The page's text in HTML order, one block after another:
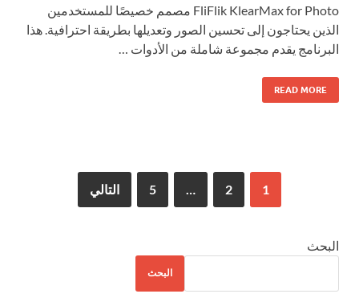
FliFlik KlearMax for Photo مصمم خصيصًا للمستخدمين
الذين يحتاجون إلى تحسين الصور وتعديلها بطريقة احترافية. هذا
البرنامج يقدم مجموعة شاملة من الأدوات …
READ MORE
1
2
5 التالي
البحث
البحث